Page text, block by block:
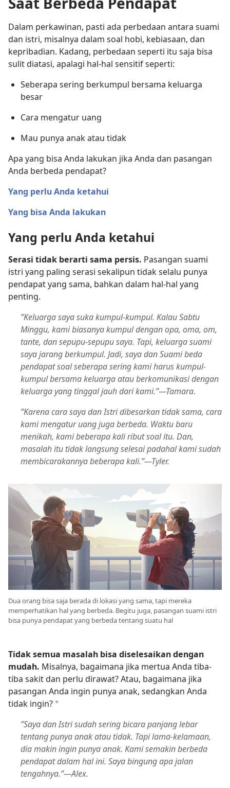
Dalam perkawinan, pasti ada perbedaan antara suami
dan istri, misalnya dalam soal hobi, kebiasaan, dan
kepribadian. Kadang, perbedaan seperti itu saja bisa
sulit diatasi, apalagi hal-hal sensitif seperti:
Seberapa sering berkumpul bersama keluarga
besar
Cara mengatur uang
Mau punya anak atau tidak
Apa yang bisa Anda lakukan jika Anda dan pasangan
Anda berbeda pendapat?
Yang perlu Anda ketahui
Yang bisa Anda lakukan
Yang perlu Anda ketahui
Serasi tidak berarti sama persis. Pasangan suami
istri yang paling serasi sekalipun tidak selalu punya
pendapat yang sama, bahkan dalam hal-hal yang
penting.
”Keluarga saya suka kumpul-kumpul. Kalau Sabtu
Minggu, kami biasanya kumpul dengan opa, oma, om,
tante, dan sepupu-sepupu saya. Tapi, keluarga suami
saya jarang berkumpul. Jadi, saya dan Suami beda
pendapat soal seberapa sering kami harus kumpul-
kumpul bersama keluarga atau berkomunikasi dengan
keluarga yang tinggal jauh dari kami.”​—Tamara.
”Karena cara saya dan Istri dibesarkan tidak sama, cara
kami mengatur uang juga berbeda. Waktu baru
menikah, kami beberapa kali ribut soal itu. Dan,
masalah itu tidak langsung selesai padahal kami sudah
membicarakannya beberapa kali.”​—Tyler.
Dua orang bisa saja berada di lokasi yang sama, tapi mereka
memperhatikan hal yang berbeda. Begitu juga, pasangan suami istri
bisa punya pendapat yang berbeda tentang suatu hal
Tidak semua masalah bisa diselesaikan dengan
mudah. Misalnya, bagaimana jika mertua Anda tiba-
tiba sakit dan perlu dirawat? Atau, bagaimana jika
pasangan Anda ingin punya anak, sedangkan Anda
tidak ingin? a
”Saya dan Istri sudah sering bicara panjang lebar
tentang punya anak atau tidak. Tapi lama-kelamaan,
dia makin ingin punya anak. Kami semakin berbeda
pendapat dalam hal ini. Saya bingung apa jalan
tengahnya.”​—Alex.